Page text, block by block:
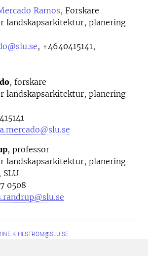
Ramos, Forskare
landskapsarkitektur, planering
, +4640415141,
, forskare
landskapsarkitektur, planering
, professor
landskapsarkitektur, planering
0508